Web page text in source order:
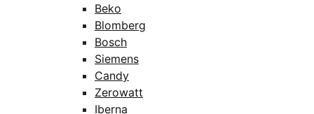
Beko
Blomberg
Bosch
Siemens
Candy
Zerowatt
Iberna